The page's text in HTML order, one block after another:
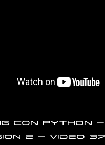
con Python
2 – Video 37